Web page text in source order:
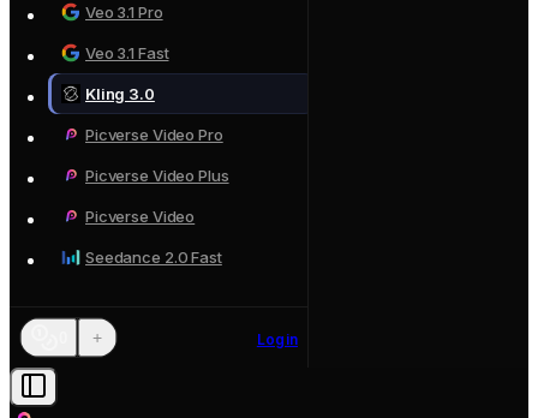
Veo 3.1 Pro
Veo 3.1 Fast
Kling 3.0
Picverse Video Pro
Picverse Video Plus
Picverse Video
Seedance 2.0 Fast
+ Login